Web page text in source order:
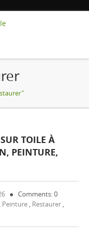
TOILE À
PEINTURE,
Comments: 0
, Peinture , Restaurer ,